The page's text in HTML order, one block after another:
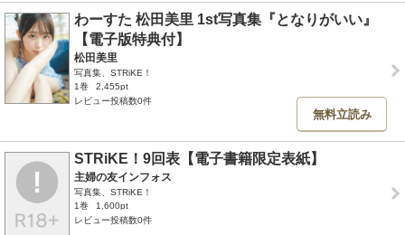
わーすた 松田美里 1st写真集『となりがいい』
【電子版特典付】
松田美里
写真集、STRiKE！
1巻
2,455pt
レビュー投稿数0件
無料立読み
STRiKE！9回表【電子書籍限定表紙】
主婦の友インフォス
写真集、STRiKE！
1巻
1,600pt
レビュー投稿数0件